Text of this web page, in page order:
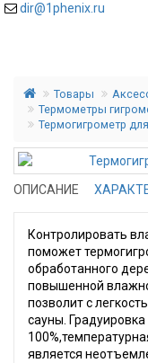
dir@1phenix.ru
Товары
Термометры
Термогигрометр
ОПИСАНИЕ
Контролировать
поможет
обработанного
повышенной
позволит с
сауны.
является